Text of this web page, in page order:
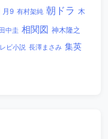
月9 有村架純 朝ドラ 木
田中圭 相関図 神木隆之
ビ小説 長澤まさみ 集英